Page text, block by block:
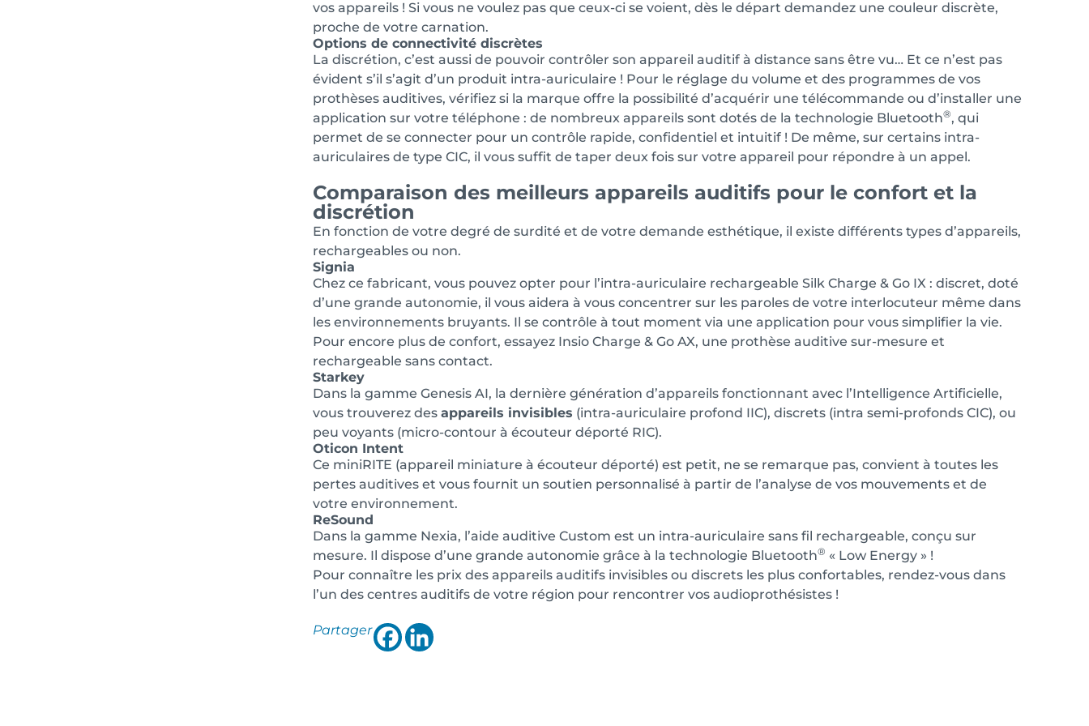
vos appareils ! Si vous ne voulez pas que ceux-ci se voient, dès le départ demandez une couleur discrète,
proche de votre carnation.
Options de connectivité discrètes
La discrétion, c’est aussi de pouvoir contrôler son appareil auditif à distance sans être vu… Et ce n’est pas
évident s’il s’agit d’un produit intra-auriculaire ! Pour le réglage du volume et des programmes de vos
prothèses auditives, vérifiez si la marque offre la possibilité d’acquérir une télécommande ou d’installer une
application sur votre téléphone : de nombreux appareils sont dotés de la technologie Bluetooth®, qui
permet de se connecter pour un contrôle rapide, confidentiel et intuitif ! De même, sur certains intra-
auriculaires de type CIC, il vous suffit de taper deux fois sur votre appareil pour répondre à un appel.
Comparaison des meilleurs appareils auditifs pour le confort et la
discrétion
En fonction de votre degré de surdité et de votre demande esthétique, il existe différents types d’appareils,
rechargeables ou non.
Signia
Chez ce fabricant, vous pouvez opter pour l’intra-auriculaire rechargeable Silk Charge & Go IX : discret, doté
d’une grande autonomie, il vous aidera à vous concentrer sur les paroles de votre interlocuteur même dans
les environnements bruyants. Il se contrôle à tout moment via une application pour vous simplifier la vie.
Pour encore plus de confort, essayez Insio Charge & Go AX, une prothèse auditive sur-mesure et
rechargeable sans contact.
Starkey
Dans la gamme Genesis AI, la dernière génération d’appareils fonctionnant avec l’Intelligence Artificielle,
vous trouverez des appareils invisibles (intra-auriculaire profond IIC), discrets (intra semi-profonds CIC), ou
peu voyants (micro-contour à écouteur déporté RIC).
Oticon Intent
Ce miniRITE (appareil miniature à écouteur déporté) est petit, ne se remarque pas, convient à toutes les
pertes auditives et vous fournit un soutien personnalisé à partir de l’analyse de vos mouvements et de
votre environnement.
ReSound
Dans la gamme Nexia, l’aide auditive Custom est un intra-auriculaire sans fil rechargeable, conçu sur
mesure. Il dispose d’une grande autonomie grâce à la technologie Bluetooth® « Low Energy » !
Pour connaître les prix des appareils auditifs invisibles ou discrets les plus confortables, rendez-vous dans
l’un des centres auditifs de votre région pour rencontrer vos audioprothésistes !
Partager